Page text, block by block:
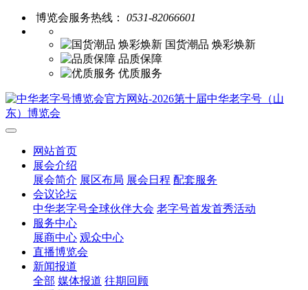
博览会服务热线： 0531-82066601
国货潮品 焕彩焕新
品质保障
优质服务
网站首页
展会介绍
展会简介 展区布局 展会日程 配套服务
会议论坛
中华老字号全球伙伴大会 老字号首发首秀活动
服务中心
展商中心 观众中心
直播博览会
新闻报道
全部 媒体报道 往期回顾